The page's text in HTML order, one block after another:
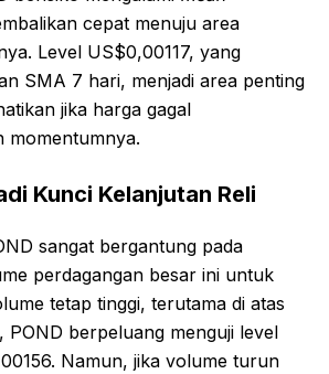
cepat menuju area
Level US$0,00117, yang
SMA 7 hari, menjadi area penting
jika harga gagal
momentumnya.
Kunci Kelanjutan Reli
sangat bergantung pada
perdagangan besar ini untuk
tetap tinggi, terutama di atas
berpeluang menguji level
Namun, jika volume turun